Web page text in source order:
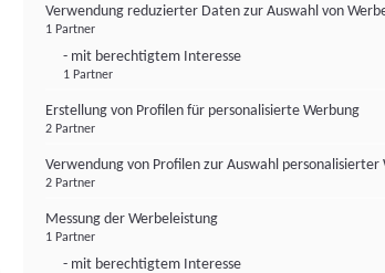
Verwendung reduzierter Daten zur Auswahl von
1 Partner
- mit berechtigtem Interesse
1 Partner
Erstellung von Profilen für personalisierte Werbung
2 Partner
Verwendung von Profilen zur Auswahl personalisierter
2 Partner
Messung der Werbeleistung
1 Partner
- mit berechtigtem Interesse